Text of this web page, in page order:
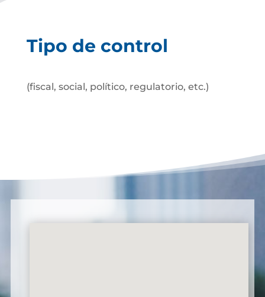
Tipo de control
(fiscal, social, político, regulatorio, etc.)